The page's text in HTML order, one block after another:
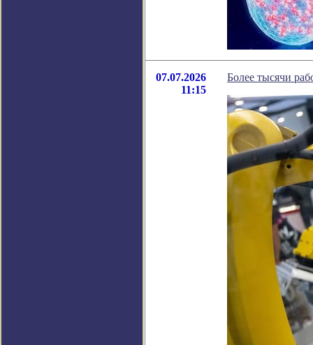
07.07.2026
11:15
Более тысячи